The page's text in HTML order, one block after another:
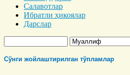
Салавотлар
Ибратли ҳикоялар
Дарслар
Сўнги жойлаштирилган тўпламлар